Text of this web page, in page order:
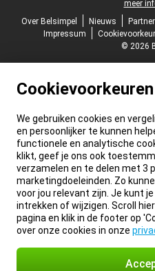
meer
Over Belsimpel
Nieuws
Impressum
© 2026
Cookievoorkeuren
We gebruiken cookies en
en persoonlijker te kunnen
functionele en analytische
klikt, geef je ons ook
verzamelen en te delen met 3
marketingdoeleinden. Zo
voor jou relevant zijn. Je kunt
intrekken of wijzigen. Scroll
pagina en klik in de footer op
over onze cookies in onze